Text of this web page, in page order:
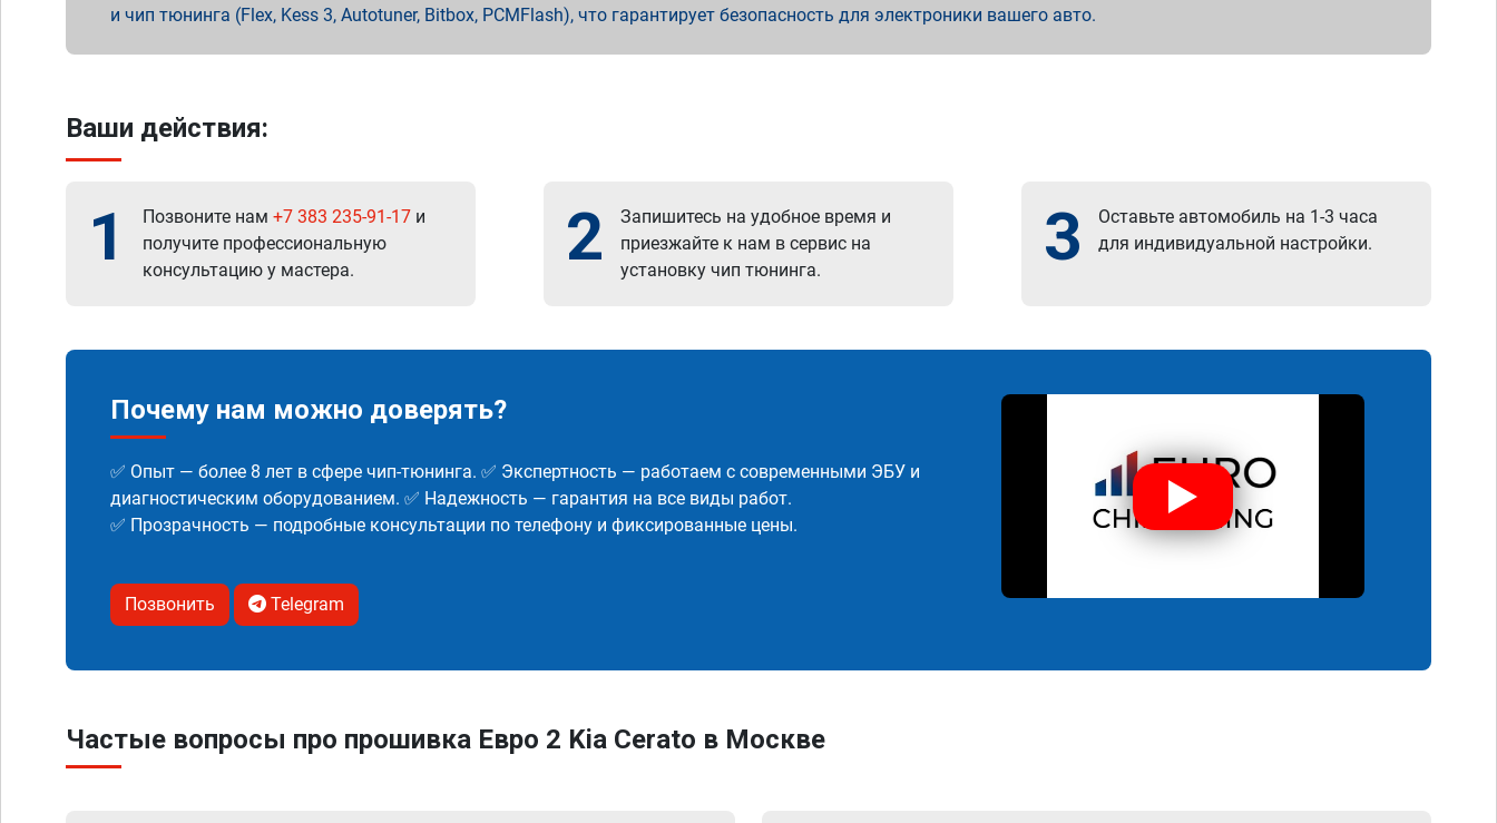
и чип тюнинга (Flex, Kess 3, Autotuner, Bitbox, PCMFlash), что гарантирует безопасность для электроники вашего авто.
Ваши действия:
1 Позвоните нам +7 383 235-91-17 и
получите профессиональную
консультацию у мастера.
2
Запишитесь на удобное время и
приезжайте к нам в сервис на
установку чип тюнинга.
3
Оставьте автомобиль на 1-3 часа
для индивидуальной настройки.
Почему нам можно доверять?
✅ Опыт — более 8 лет в сфере чип-тюнинга. ✅ Экспертность — работаем с современными ЭБУ и
диагностическим оборудованием. ✅ Надежность — гарантия на все виды работ.
✅ Прозрачность — подробные консультации по телефону и фиксированные цены.
Позвонить Telegram
Частые вопросы про прошивка Евро 2 Kia Cerato в Москве